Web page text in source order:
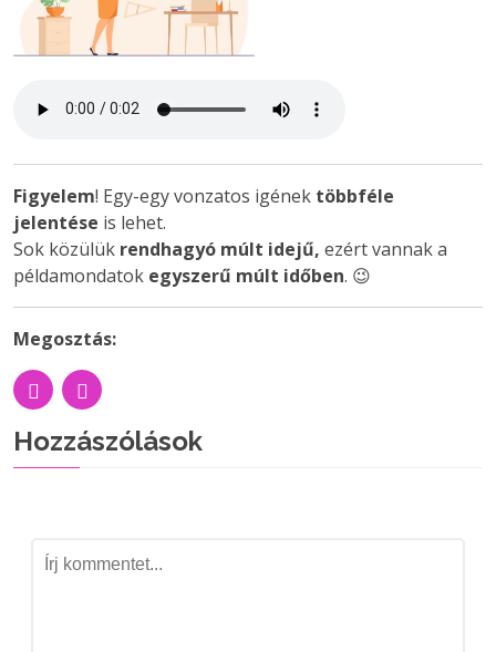
Figyelem! Egy-egy vonzatos igének többféle
jelentése is lehet.
Sok közülük rendhagyó múlt idejű, ezért vannak a
példamondatok egyszerű múlt időben. 😉
Megosztás:
Hozzászólások